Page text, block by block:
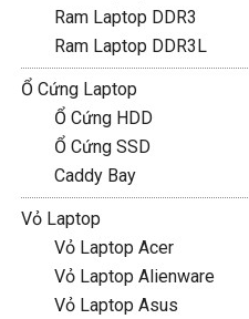
Ram Laptop DDR3
Ram Laptop DDR3L
Ổ Cứng Laptop
Ổ Cứng HDD
Ổ Cứng SSD
Caddy Bay
Vỏ Laptop
Vỏ Laptop Acer
Vỏ Laptop Alienware
Vỏ Laptop Asus